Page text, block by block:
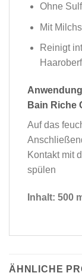
Ohne
Mit
Reinigt
Bain Riche
Auf das
Kontakt mit
spülen
Inhalt: 500
ÄHNLICHE